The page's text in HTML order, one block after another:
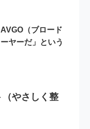
（ブロード
ヤーだ」という
やさしく整